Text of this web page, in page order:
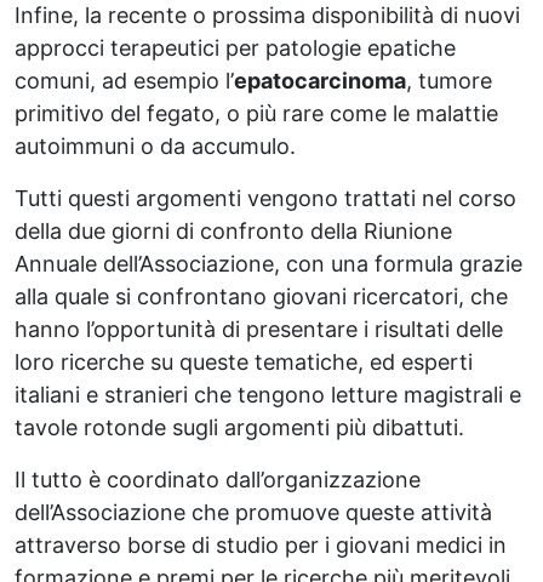
Infine, la recente o prossima disponibilità di nuovi
approcci terapeutici per patologie epatiche
comuni, ad esempio l’epatocarcinoma, tumore
primitivo del fegato, o più rare come le malattie
autoimmuni o da accumulo.
Tutti questi argomenti vengono trattati nel corso
della due giorni di confronto della Riunione
Annuale dell’Associazione, con una formula grazie
alla quale si confrontano giovani ricercatori, che
hanno l’opportunità di presentare i risultati delle
loro ricerche su queste tematiche, ed esperti
italiani e stranieri che tengono letture magistrali e
tavole rotonde sugli argomenti più dibattuti.
Il tutto è coordinato dall’organizzazione
dell’Associazione che promuove queste attività
attraverso borse di studio per i giovani medici in